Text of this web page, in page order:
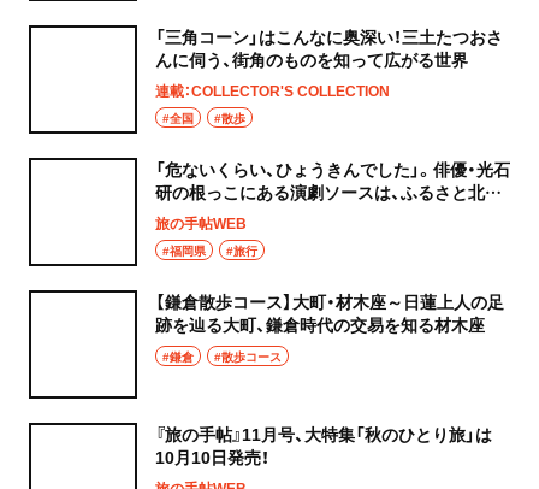
「三角コーン」はこんなに奥深い！三土たつおさ
んに伺う、街角のものを知って広がる世界
連載：COLLECTOR'S COLLECTION
#全国 #散歩
「危ないくらい、ひょうきんでした」。俳優・光石
研の根っこにある演劇ソースは、ふるさと北九
州・黒崎
旅の手帖WEB
#福岡県 #旅行
【鎌倉散歩コース】大町・材木座～日蓮上人の足
跡を辿る大町、鎌倉時代の交易を知る材木座
#鎌倉 #散歩コース
『旅の手帖』11月号、大特集「秋のひとり旅」は
10月10日発売！